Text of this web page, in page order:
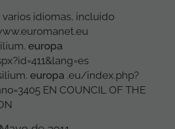
idiomas, incluido
europa
europa .eu/index.php?
EN COUNCIL OF THE